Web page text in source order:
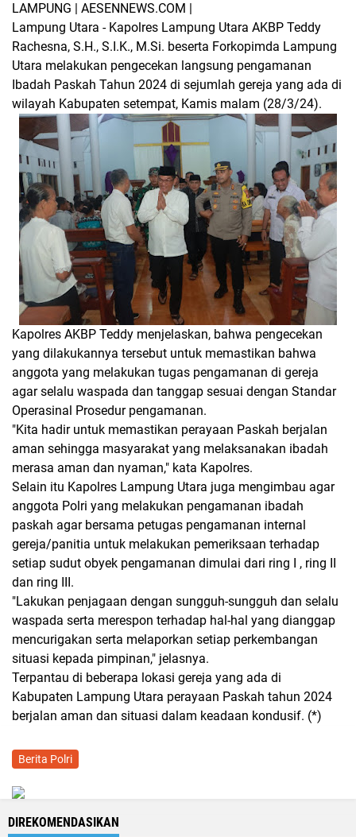
LAMPUNG | AESENNEWS.COM |
Lampung Utara - Kapolres Lampung Utara AKBP Teddy
Rachesna, S.H., S.I.K., M.Si. beserta Forkopimda Lampung
Utara melakukan pengecekan langsung pengamanan
Ibadah Paskah Tahun 2024 di sejumlah gereja yang ada di
wilayah Kabupaten setempat, Kamis malam (28/3/24).
Kapolres AKBP Teddy menjelaskan, bahwa pengecekan
yang dilakukannya tersebut untuk memastikan bahwa
anggota yang melakukan tugas pengamanan di gereja
agar selalu waspada dan tanggap sesuai dengan Standar
Operasinal Prosedur pengamanan.
"Kita hadir untuk memastikan perayaan Paskah berjalan
aman sehingga masyarakat yang melaksanakan ibadah
merasa aman dan nyaman," kata Kapolres.
Selain itu Kapolres Lampung Utara juga mengimbau agar
anggota Polri yang melakukan pengamanan ibadah
paskah agar bersama petugas pengamanan internal
gereja/panitia untuk melakukan pemeriksaan terhadap
setiap sudut obyek pengamanan dimulai dari ring I , ring II
dan ring III.
"Lakukan penjagaan dengan sungguh-sungguh dan selalu
waspada serta merespon terhadap hal-hal yang dianggap
mencurigakan serta melaporkan setiap perkembangan
situasi kepada pimpinan," jelasnya.
Terpantau di beberapa lokasi gereja yang ada di
Kabupaten Lampung Utara perayaan Paskah tahun 2024
berjalan aman dan situasi dalam keadaan kondusif. (*)
Berita Polri
DIREKOMENDASIKAN